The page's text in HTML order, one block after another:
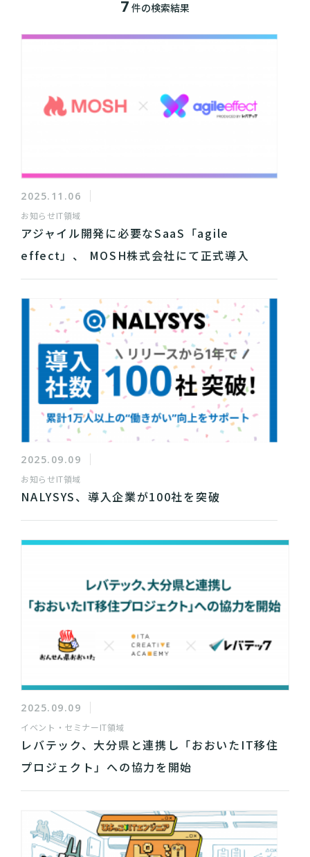
7 件の検索結果
2025.11.06
お知らせIT領域
アジャイル開発に必要なSaaS「agile
effect」、 MOSH株式会社にて正式導入
2025.09.09
お知らせIT領域
NALYSYS、導入企業が100社を突破
2025.09.09
イベント・セミナーIT領域
レバテック、大分県と連携し「おおいたIT移住
プロジェクト」への協力を開始